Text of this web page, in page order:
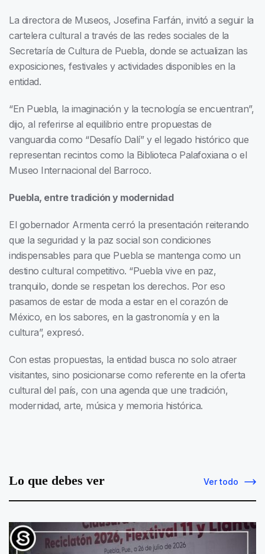
La directora de Museos, Josefina Farfán, invitó a seguir la
cartelera cultural a través de las redes sociales de la
Secretaría de Cultura de Puebla, donde se actualizan las
exposiciones, festivales y actividades disponibles en la
entidad.
“En Puebla, la imaginación y la tecnología se encuentran”,
dijo, al referirse al equilibrio entre propuestas de
vanguardia como “Desafío Dalí” y el legado histórico que
representan recintos como la Biblioteca Palafoxiana o el
Museo Internacional del Barroco.
Puebla, entre tradición y modernidad
El gobernador Armenta cerró la presentación reiterando
que la seguridad y la paz social son condiciones
indispensables para que Puebla se mantenga como un
destino cultural competitivo. “Puebla vive en paz,
tranquilo, donde se respetan los derechos. Por eso
pasamos de estar de moda a estar en el corazón de
México, en los sabores, en la gastronomía y en la
cultura”, expresó.
Con estas propuestas, la entidad busca no solo atraer
visitantes, sino posicionarse como referente en la oferta
cultural del país, con una agenda que une tradición,
modernidad, arte, música y memoria histórica.
Lo que debes ver Ver todo